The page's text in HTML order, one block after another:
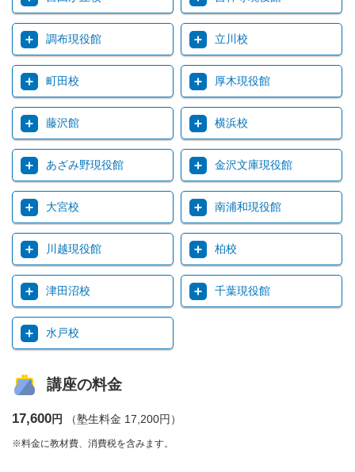
調布現役館 立川校
町田校 厚木現役館
藤沢館 横浜校
あざみ野現役館 金沢文庫現役館
大宮校 南浦和現役館
川越現役館 柏校
津田沼校 千葉現役館
水戸校
講座の料金
17,600円 （塾生料金 17,200円）
※料金に教材費、消費税を含みます。